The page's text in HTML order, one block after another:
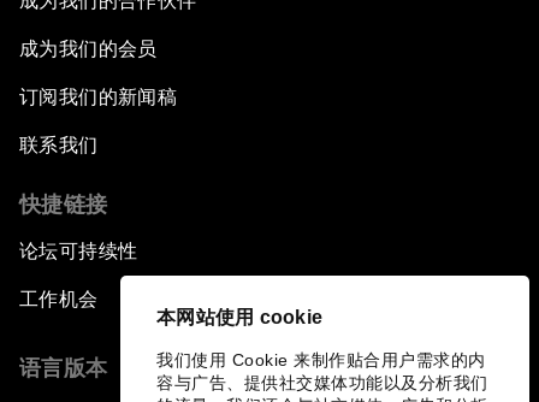
本网站使用 cookie
我们使用 Cookie 来制作贴合用户需求的内
容与广告、提供社交媒体功能以及分析我们
成为我们的会员
订阅我们的新闻稿
联系我们
快捷链接
论坛可持续性
工作机会
语言版本